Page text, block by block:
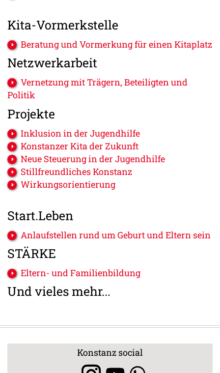
Kita-Vormerkstelle
Beratung und Vormerkung für einen Kitaplatz
Netzwerkarbeit
Vernetzung mit Trägern, Beteiligten und
Politik
Projekte
Inklusion in der Jugendhilfe
Konstanzer Kita der Zukunft
Neue Steuerung in der Jugendhilfe
Stillfreundliches Konstanz
Wirkungsorientierung
Start.Leben
Anlaufstellen rund um Geburt und Eltern sein
STÄRKE
Eltern- und Familienbildung
Und vieles mehr...
Konstanz social